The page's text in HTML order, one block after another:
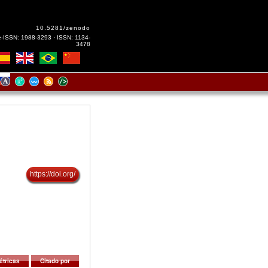
10.5281/zenodo
ISSN: 1988-3293 · ISSN: 1134-
3478
https://doi.org/
Citado por